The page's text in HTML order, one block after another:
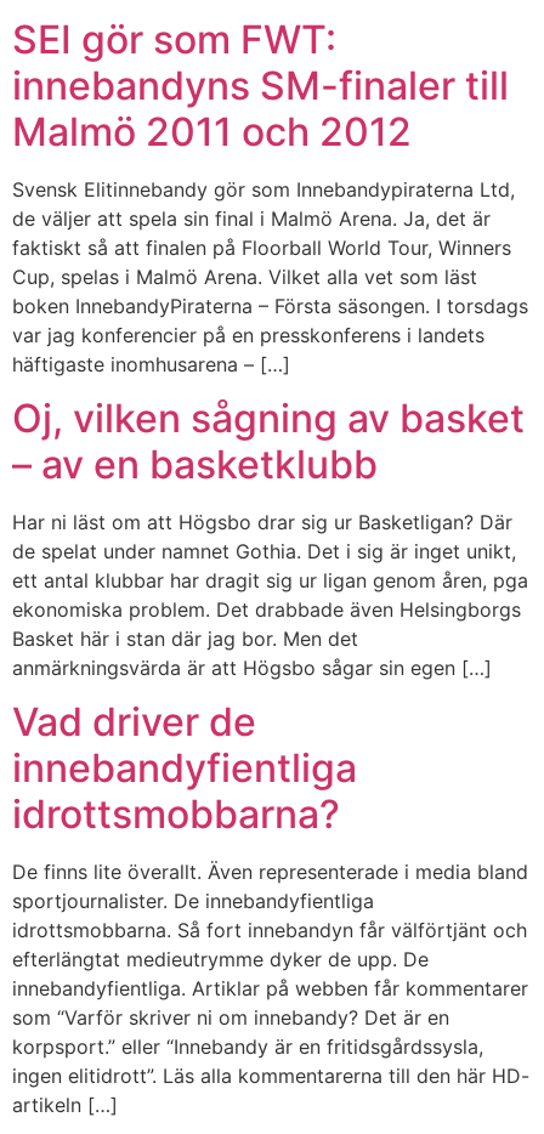
SEI gör som FWT:
innebandyns SM-finaler till
Malmö 2011 och 2012
Svensk Elitinnebandy gör som Innebandypiraterna Ltd,
de väljer att spela sin final i Malmö Arena. Ja, det är
faktiskt så att finalen på Floorball World Tour, Winners
Cup, spelas i Malmö Arena. Vilket alla vet som läst
boken InnebandyPiraterna – Första säsongen. I torsdags
var jag konferencier på en presskonferens i landets
häftigaste inomhusarena – […]
Oj, vilken sågning av basket
– av en basketklubb
Har ni läst om att Högsbo drar sig ur Basketligan? Där
de spelat under namnet Gothia. Det i sig är inget unikt,
ett antal klubbar har dragit sig ur ligan genom åren, pga
ekonomiska problem. Det drabbade även Helsingborgs
Basket här i stan där jag bor. Men det
anmärkningsvärda är att Högsbo sågar sin egen […]
Vad driver de
innebandyfientliga
idrottsmobbarna?
De finns lite överallt. Även representerade i media bland
sportjournalister. De innebandyfientliga
idrottsmobbarna. Så fort innebandyn får välförtjänt och
efterlängtat medieutrymme dyker de upp. De
innebandyfientliga. Artiklar på webben får kommentarer
som “Varför skriver ni om innebandy? Det är en
korpsport.” eller “Innebandy är en fritidsgårdssysla,
ingen elitidrott”. Läs alla kommentarerna till den här HD-
artikeln […]